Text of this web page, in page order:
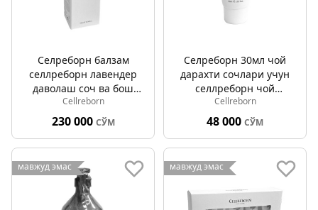
Селреборн балзам
cеллреборн лавендер
даволаш соч ва бош
териси учун 430мл
Cellreborn
230 000 СЎМ
Селреборн 30мл чой
дарахти сочлари учун
cеллреборн чой
дарахти шампуни
Cellreborn
48 000 СЎМ
мавжуд эмас мавжуд эмас